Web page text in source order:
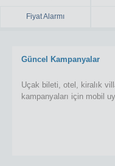
Fiyat Alarmı
Güncel Kampanyalar
Uçak bileti, otel, kiralık
kampanyaları için mobil